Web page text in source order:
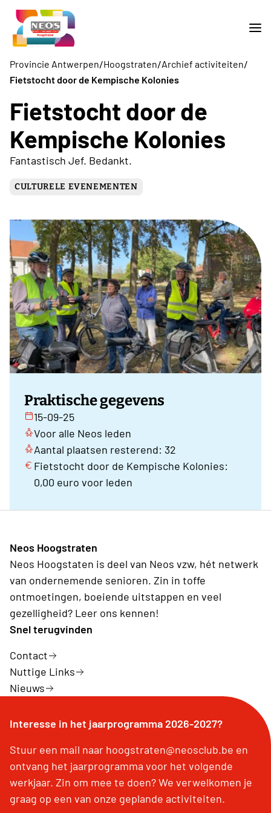
Provincie Antwerpen/Hoogstraten/Archief activiteiten/
Fietstocht door de Kempische Kolonies
Fietstocht door de
Kempische Kolonies
Fantastisch Jef. Bedankt.
CULTURELE EVENEMENTEN
Praktische gegevens
15-09-25
Voor alle Neos leden
Aantal plaatsen resterend: 32
Fietstocht door de Kempische Kolonies:
0,00 euro voor leden
Neos Hoogstraten
Neos Hoogstaten is deel van Neos vzw, hét netwerk
van ondernemende senioren. Zin in toffe
ontmoetingen, boeiende uitstappen en veel
gezelligheid? Leer ons kennen!
Snel terugvinden
Contact
Nuttige Links
Nieuws
Interesse in het jaarprogramma 2026-2027?
Stuur een mail naar hoogstraten@neosclub.be en
ontvang het jaarprogramma voor het volgende
werkjaar. Zin om mee te doen? We verwelkomen je
graag op een van onze geplande activiteiten.